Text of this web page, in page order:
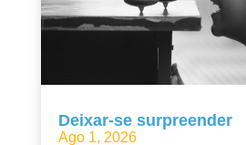
Deixar-se surpreender
Ago 1, 2026